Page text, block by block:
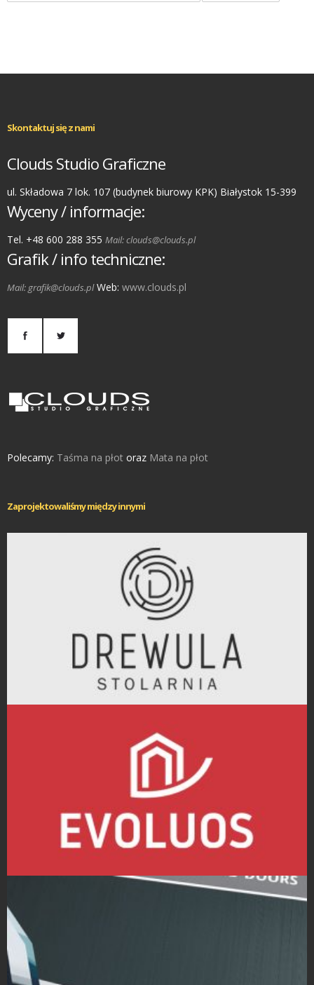
Skontaktuj się z nami
Clouds Studio Graficzne
ul. Składowa 7 lok. 107 (budynek biurowy KPK) Białystok 15-399
Wyceny / informacje:
Tel. +48 600 288 355 Mail: clouds@clouds.pl
Grafik / info techniczne:
Mail: grafik@clouds.plWeb: www.clouds.pl
Polecamy: Taśma na płot oraz Mata na płot
Zaprojektowaliśmy między innymi